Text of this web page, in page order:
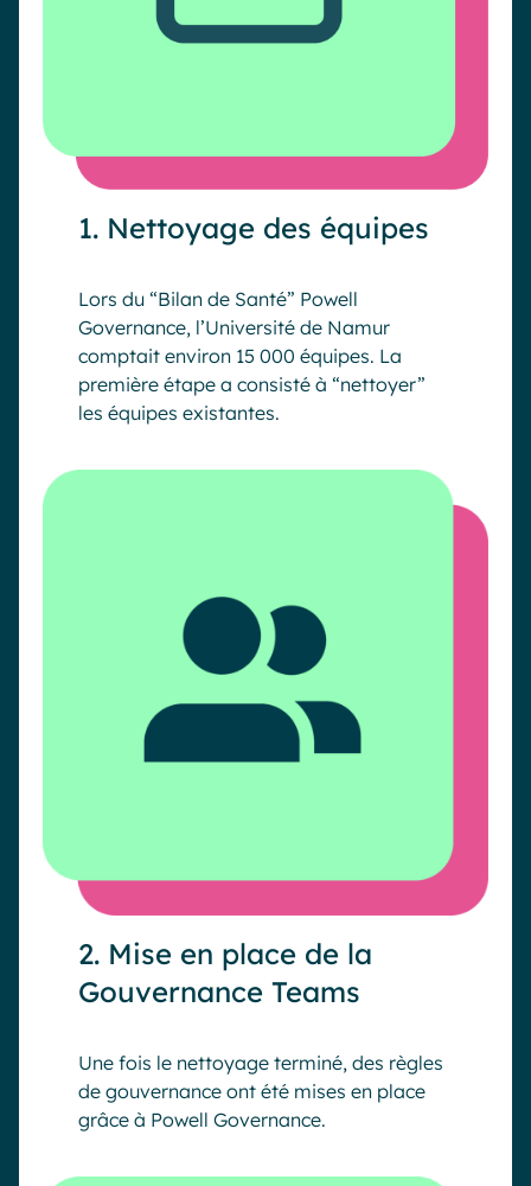
1. Nettoyage des équipes
Lors du “Bilan de Santé” Powell
Governance, l’Université de Namur
comptait environ 15 000 équipes. La
première étape a consisté à “nettoyer”
les équipes existantes.
2. Mise en place de la
Gouvernance Teams
Une fois le nettoyage terminé, des règles
de gouvernance ont été mises en place
grâce à Powell Governance.